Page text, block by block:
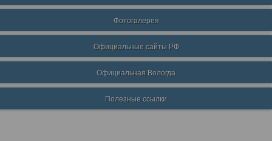
Фотогалерея
Официальные сайты РФ
Официальная Вологда
Полезные ссылки